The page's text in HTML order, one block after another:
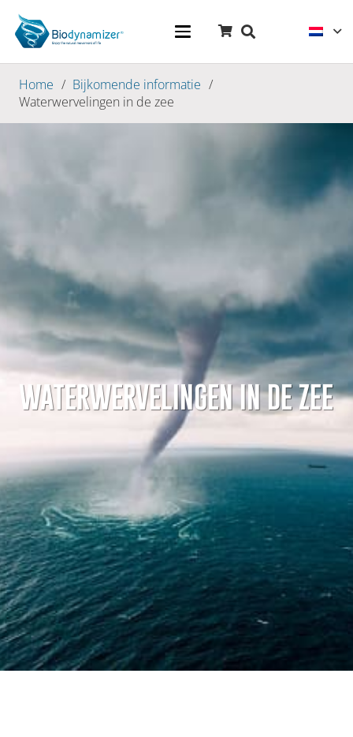
Home / Bijkomende informatie /
Waterwervelingen in de zee
WATERWERVELINGEN IN DE ZEE